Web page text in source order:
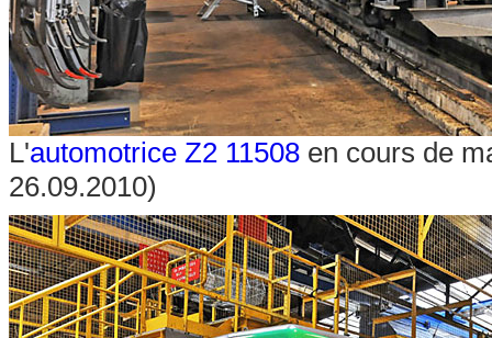
L'automotrice Z2 11508 en cours de
26.09.2010)